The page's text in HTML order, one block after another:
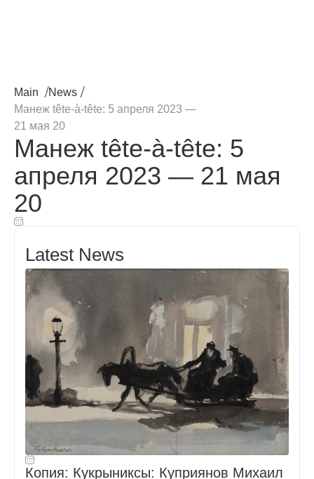
Main /News /
Манеж tête-à-tête: 5 апреля 2023 —
21 мая 20
Манеж tête-à-tête: 5
апреля 2023 — 21 мая
20
Latest News
Копия: Кукрыниксы: Куприянов Михаил